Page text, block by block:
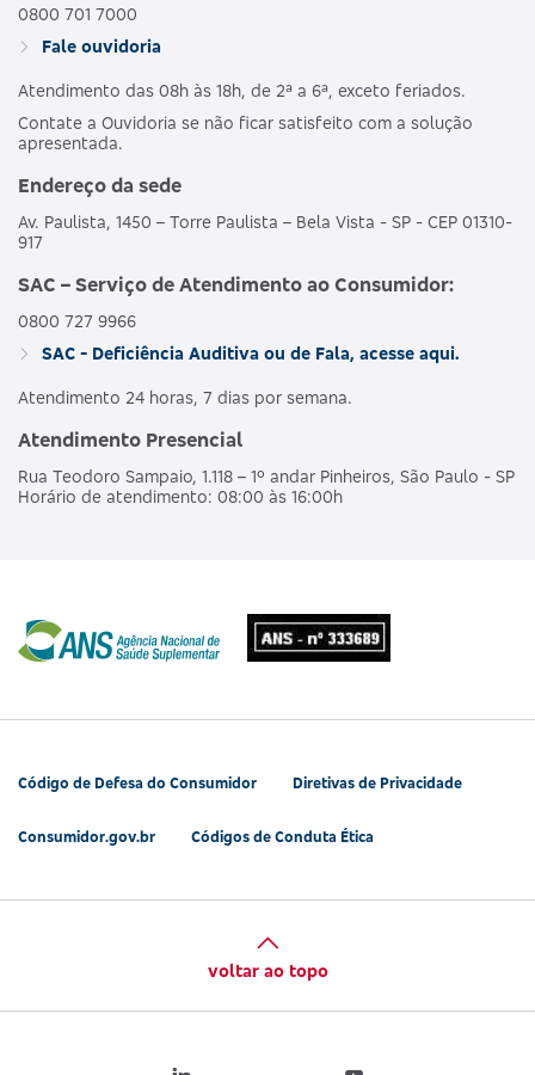
0800 701 7000
Fale ouvidoria
Atendimento das 08h às 18h, de 2ª a 6ª, exceto feriados.
Contate a Ouvidoria se não ficar satisfeito com a solução
apresentada.
Endereço da sede
Av. Paulista, 1450 – Torre Paulista – Bela Vista - SP - CEP 01310-
917
SAC – Serviço de Atendimento ao Consumidor:
0800 727 9966
SAC - Deficiência Auditiva ou de Fala, acesse aqui.
Atendimento 24 horas, 7 dias por semana.
Atendimento Presencial
Rua Teodoro Sampaio, 1.118 – 1º andar Pinheiros, São Paulo - SP
Horário de atendimento: 08:00 às 16:00h
Código de Defesa do Consumidor Diretivas de Privacidade
Consumidor.gov.br Códigos de Conduta Ética
voltar ao topo